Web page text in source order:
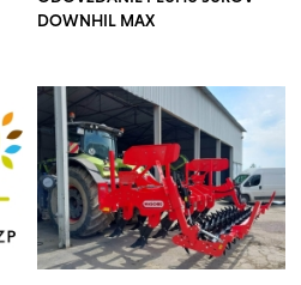
DOWNHIL MAX